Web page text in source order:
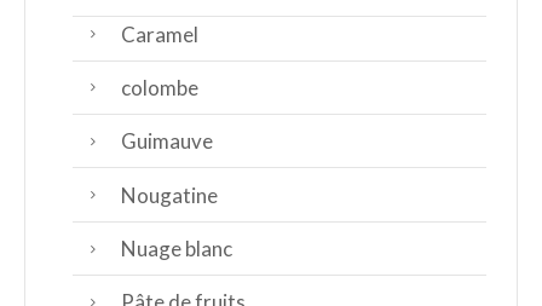
Caramel
colombe
Guimauve
Nougatine
Nuage blanc